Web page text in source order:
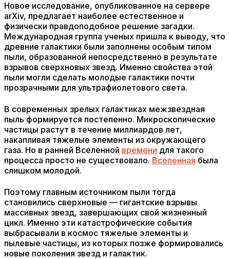
Новое исследование, опубликованное на сервере
arXiv, предлагает наиболее естественное и
физически правдоподобное решение загадки.
Международная группа ученых пришла к выводу, что
древние галактики были заполнены особым типом
пыли, образованной непосредственно в результате
взрывов сверхновых звезд. Именно свойства этой
пыли могли сделать молодые галактики почти
прозрачными для ультрафиолетового света.
В современных зрелых галактиках межзвездная
пыль формируется постепенно. Микроскопические
частицы растут в течение миллиардов лет,
накапливая тяжелые элементы из окружающего
газа. Но в ранней Вселенной времени для такого
процесса просто не существовало. Вселенная была
слишком молодой.
Поэтому главным источником пыли тогда
становились сверхновые — гигантские взрывы
массивных звезд, завершающих свой жизненный
цикл. Именно эти катастрофические события
выбрасывали в космос тяжелые элементы и
пылевые частицы, из которых позже формировались
новые поколения звезд и галактик.